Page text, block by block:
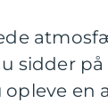
sidder
opleve